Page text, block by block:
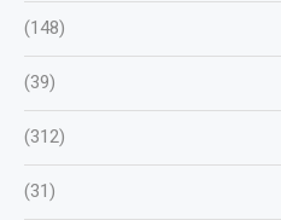
(148)
(39)
(312)
(31)